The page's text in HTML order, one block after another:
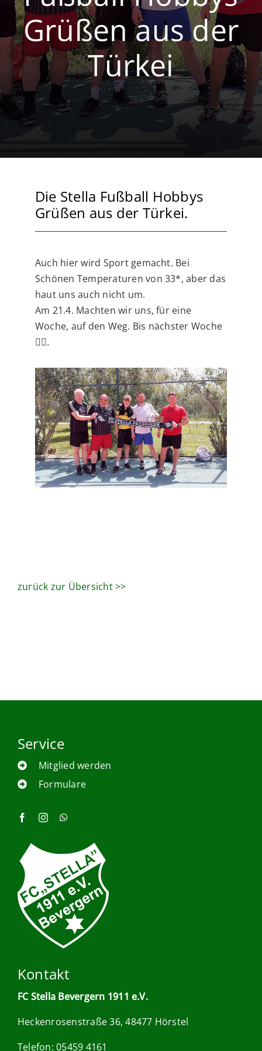
Volleyball
Breitensport
Grüßen aus der
Türkei
Die Stella Fußball Hobbys
Grüßen aus der Türkei.
Auch hier wird Sport gemacht. Bei
Schönen Temperaturen von 33*, aber das
haut uns auch nicht um.
Am 21.4. Machten wir uns, für eine
Woche, auf den Weg. Bis nächster Woche
✌🏻.
zurück zur Übersicht >>
Service
Mitglied werden
Formulare
Kontakt
FC Stella Bevergern 1911 e.V.
Heckenrosenstraße 36, 48477 Hörstel
Telefon: 05459 4161